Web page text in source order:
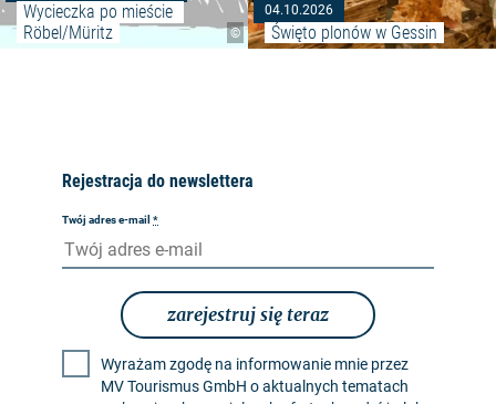
©
Wycieczka po mieście
Röbel/Müritz
04.10.2026
Święto plonów w Gessin
Rejestracja do newslettera
Twój adres e-mail *
zarejestruj się teraz
Wyrażam zgodę na informowanie mnie przez
MV Tourismus GmbH o aktualnych tematach